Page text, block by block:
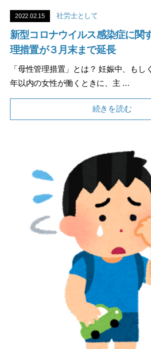
2022.02.15 社労士として
新型コロナウイルス感染症に関
理措置が３月末まで延長
「母性管理措置」とは？ 妊娠中、もし
年以内の⼥性が働くときに、主 …
続きを読む